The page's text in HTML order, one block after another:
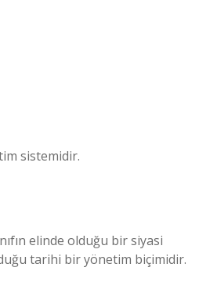
sistemidir.
elinde olduğu bir siyasi
tarihi bir yönetim biçimidir.